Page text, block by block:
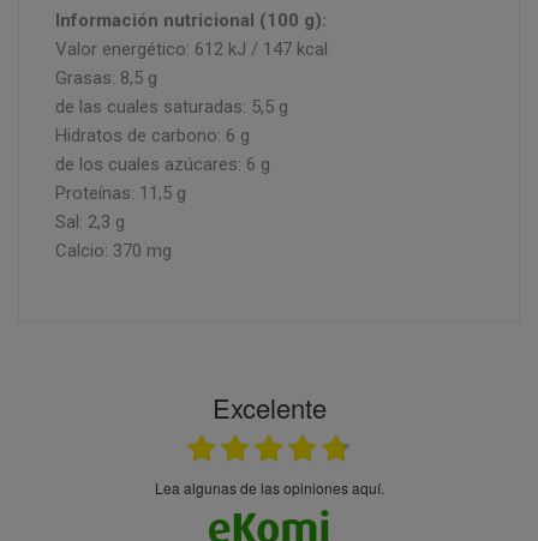
Información nutricional (100 g):
Valor energético: 612 kJ / 147 kcal
Grasas: 8,5 g
de las cuales saturadas: 5,5 g
Hidratos de carbono: 6 g
de los cuales azúcares: 6 g
Proteínas: 11,5 g
Sal: 2,3 g
Calcio: 370 mg
Excelente
Lea algunas de las opiniones aquí.